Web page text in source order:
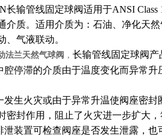
输管线固定球阀适用于ANSI
介质。适用介质为：石油、净化天
、气液联动。
法兰天然气球阀 ， 长输管线固定球阀产
腔停滞的介质由于温度变化而异常
发生火灾或由于异常升温使阀座密
密封作用，阻止了火灾进一步扩大，
泄装置可检查阀座是否发生泄露，